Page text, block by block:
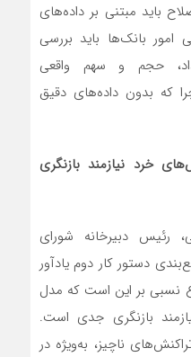
باید مبتنی بر داده‌های
بانک‌ها باید بررسی
حجم و سهم واقعی
که بدون داده‌های دقیق
خرد نیازمند بازنگری
رئیس دبیرخانه شورای
دستور کار دوم یادآور
نسبی بر این است که مدل
بازنگری جدی است.
تراکنش‌های ناچیز، به‌ویژه در